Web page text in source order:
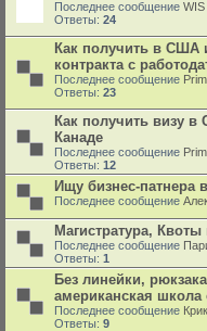
Последнее сообщение WIS
Ответы: 24
Как получить в США
контракта с
Последнее сообщение
Ответы: 23
Как получить визу
Канаде
Последнее сообщение
Ответы: 12
Ищу бизнес-патнера
Последнее сообщение
Магистратура,
Последнее сообщение
Ответы: 1
Без линейки,
американская школа
Последнее сообщение
Ответы: 9